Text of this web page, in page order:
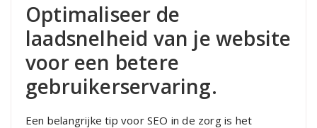
Optimaliseer de
laadsnelheid van je website
voor een betere
gebruikerservaring.
Een belangrijke tip voor SEO in de zorg is het